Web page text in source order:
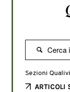

Sezioni
ARTICOLI